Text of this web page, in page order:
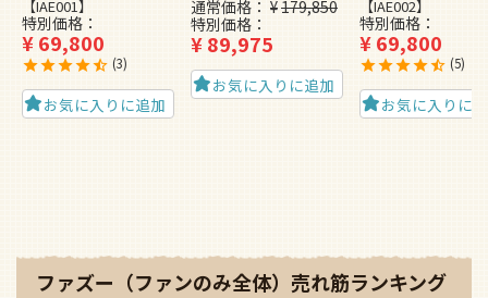
【IAE001】
特別価格
¥69,800
3
お気に入りに追加
通常価格 ¥179,850
特別価格
¥89,975
お気に入りに追加
【IAE002】
特別価格
¥69,800
5
お気に入りに
ファズー（ファンのみ全体）売れ筋ランキング